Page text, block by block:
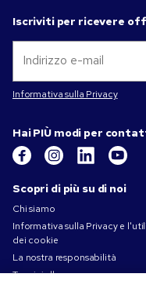
Iscriviti per ricevere
Informativa sulla Privacy
Hai PIÙ modi per
Scopri di più su di noi
Chi siamo
Informativa sulla Privacy e
dei cookie
La nostra responsabilità
Termini d'uso